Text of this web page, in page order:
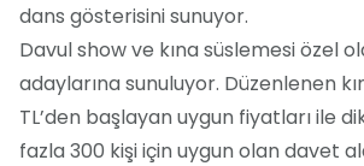
dans gösterisini sunuyor.
Davul show ve kına süslemesi özel
adaylarına sunuluyor. Düzenlenen
TL’den başlayan uygun fiyatları ile
fazla 300 kişi için uygun olan davet